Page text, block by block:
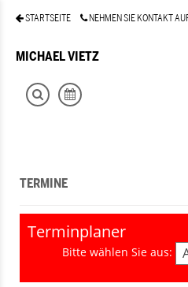
STARTSEITE NEHMEN SIE KONTAKT
MICHAEL VIETZ
TERMINE
Terminplaner
Bitte wählen Sie aus: